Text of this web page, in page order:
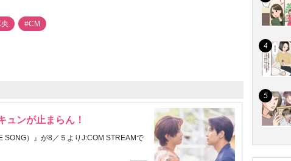
#CM
ュンが止まらん！
SONG）』が8／５よりJ:COM STREAMで